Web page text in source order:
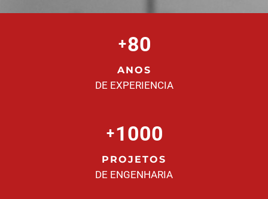
+80
ANOS
DE EXPERIENCIA
+1000
PROJETOS
DE ENGENHARIA